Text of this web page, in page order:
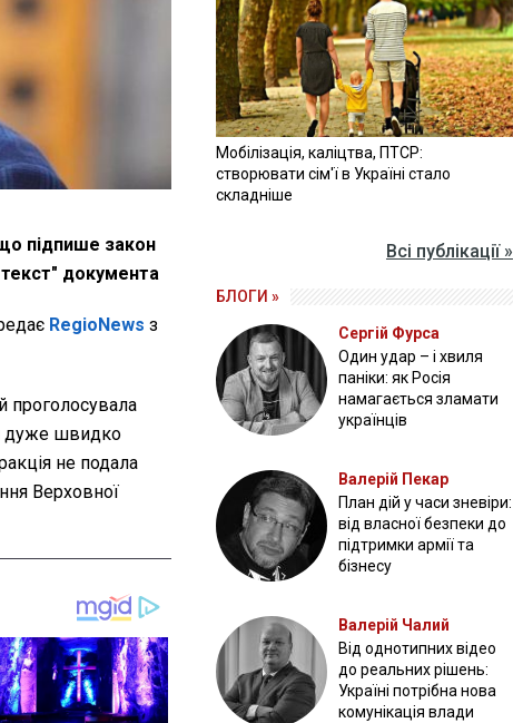
підпише закон
текст" документа
RegioNews з
проголосувала
дуже швидко
не подала
Верховної
Мобілізація, каліцтва, ПТСР:
створювати сім'ї в Україні стало
складніше
Всі публікації »
БЛОГИ »
Сергій Фурса
Один удар – і хвиля
паніки: як Росія
намагається зламати
українців
Валерій Пекар
План дій у часи зневіри:
від власної безпеки до
підтримки армії та
бізнесу
Валерій Чалий
Від однотипних відео
до реальних рішень:
Україні потрібна нова
комунікація влади